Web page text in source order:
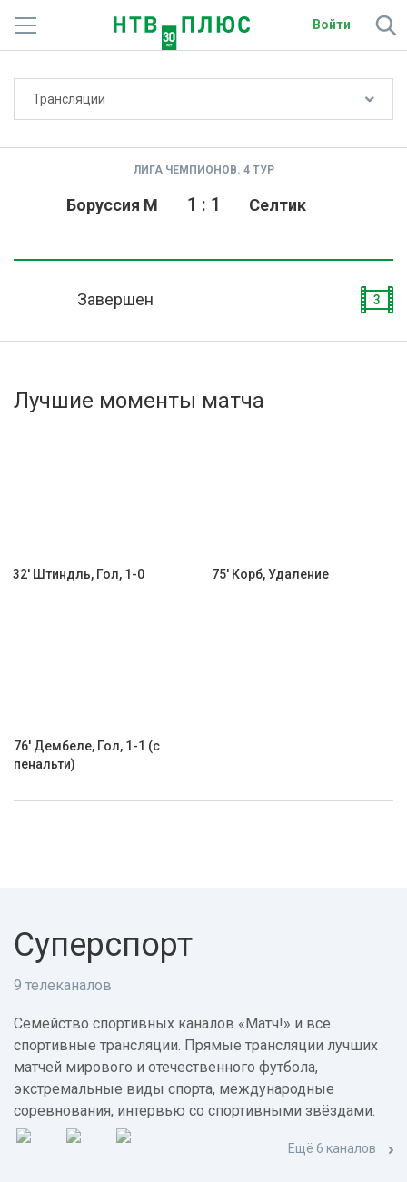
Войти
Активировать промокод
Трансляции
ЛИГА ЧЕМПИОНОВ. 4 ТУР
Боруссия М Селтик
1 : 1
Завершен 3
Лучшие моменты матча
32' Штиндль, Гол, 1-0 75' Корб, Удаление
76' Дембеле, Гол, 1-1 (с
пенальти)
Суперспорт
9 телеканалов
Семейство спортивных каналов «Матч!» и все
спортивные трансляции. Прямые трансляции лучших
матчей мирового и отечественного футбола,
экстремальные виды спорта, международные
соревнования, интервью со спортивными звёздами.
Ещё 6 каналов